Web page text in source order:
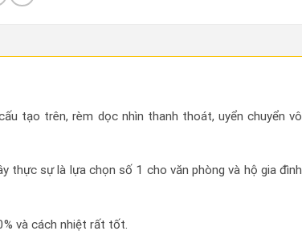
tạo trên, rèm dọc nhìn thanh thoát, uyển chuyển vô
thực sự là lựa chọn số 1 cho văn phòng và hộ gia đình
và cách nhiệt rất tốt.